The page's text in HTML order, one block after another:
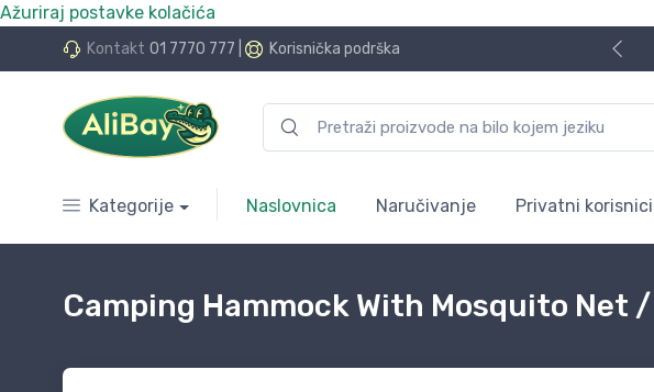
Ažuriraj postavke kolačića
Kontakt 01 7770 777 Korisnička podrška
24 rate bez kamata
Kategorije Naslovnica Naručivanje Privatni korisnici
Camping Hammock With Mosquito Net